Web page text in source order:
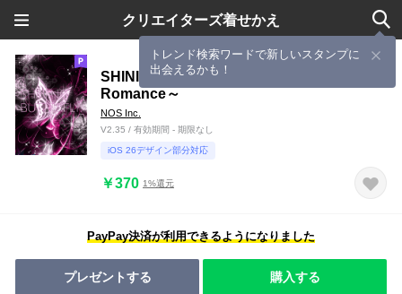
クリエイターズ着せかえ
トレンド検索ワードで新しいスタンプに
出会えるかも！
SHINING BUTTERFLY ～Fantasy
Romance～
NOS Inc.
V2.35 / 有効期間 - 期限なし
iOS 26デザイン部分対応
￥370 1%還元
PayPay決済が利用できるようになりました
プレゼントする 購入する